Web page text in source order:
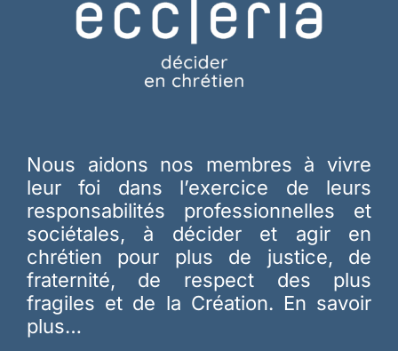
Nous aidons nos membres à vivre
leur foi dans l’exercice de leurs
responsabilités professionnelles et
sociétales, à décider et agir en
chrétien pour plus de justice, de
fraternité, de respect des plus
fragiles et de la Création. En savoir
plus…